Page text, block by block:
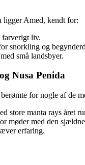
ligger Amed, kendt for:
farverigt liv.
snorkling og
små landsbyer.
Nusa Penida
for nogle af de
store manta rays året
møder med den
erfaring.